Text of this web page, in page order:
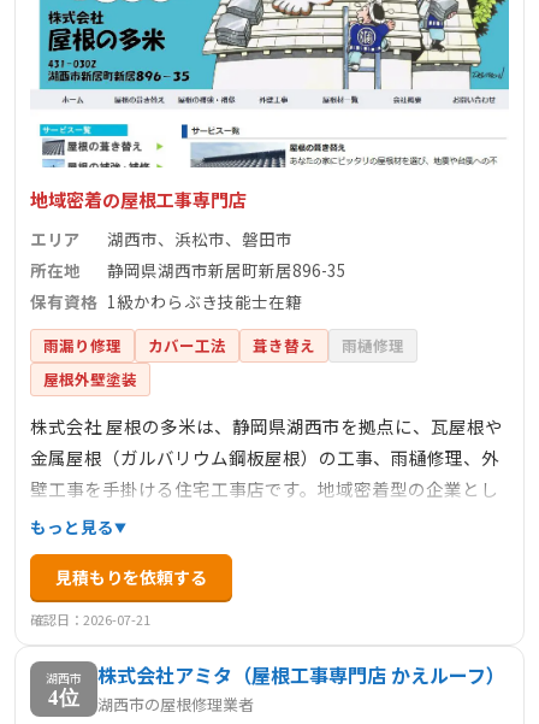
地域密着の屋根工事専門店
エリア
湖西市、浜松市、磐田市
所在地
静岡県湖西市新居町新居896-35
保有資格 1級かわらぶき技能士在籍
雨漏り修理 カバー工法 葺き替え
雨樋修理
屋根外壁塗装
株式会社 屋根の多米は、静岡県湖西市を拠点に、瓦屋根や
金属屋根（ガルバリウム鋼板屋根）の工事、雨樋修理、外
壁工事を手掛ける住宅工事店です。地域密着型の企業とし
て、地元の屋根を守るという信念のもと、屋根の葺き替え
や補強、補修工事などを行っています。1級かわらぶき技能
士などの国家資格取得者が在籍しており、確かな技術力で
質の高い屋根修理を提供しています。また、瓦工事と板金
工事の両方を手がけることができるため、一つの業者で両
方のサービスを受けられるのは大きな利点です。全日本瓦
工事業連盟（全瓦連）の認定店でもあり、信頼性の高い会
もっと見る
見積もりを依頼する
確認日：2026-07-21
湖西市
4位
株式会社アミタ（屋根工事専門店 かえルーフ）
湖西市の屋根修理業者